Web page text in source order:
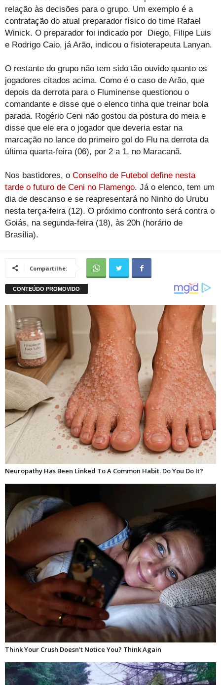
relação às decisões para o grupo. Um exemplo é a
contratação do atual preparador físico do time Rafael
Winick. O preparador foi indicado por Diego, Filipe Luis
e Rodrigo Caio, já Arão, indicou o fisioterapeuta Lanyan.
O restante do grupo não tem sido tão ouvido quanto os
jogadores citados acima. Como é o caso de Arão, que
depois da derrota para o Fluminense questionou o
comandante e disse que o elenco tinha que treinar bola
parada. Rogério Ceni não gostou da postura do meia e
disse que ele era o jogador que deveria estar na
marcação no lance do primeiro gol do Flu na derrota da
última quarta-feira (06), por 2 a 1, no Maracanã.
Nos bastidores, o Conselho de Futebol define nesta
tarde o futuro de Ceni no Flamengo. Já o elenco, tem um
dia de descanso e se reapresentará no Ninho do Urubu
nesta terça-feira (12). O próximo confronto será contra o
Goiás, na segunda-feira (18), às 20h (horário de
Brasília).
Compartilhe: